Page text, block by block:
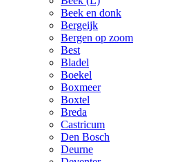
Beek en donk
Bergeijk
Bergen op zoom
Best
Bladel
Boekel
Boxmeer
Boxtel
Breda
Castricum
Den Bosch
Deurne